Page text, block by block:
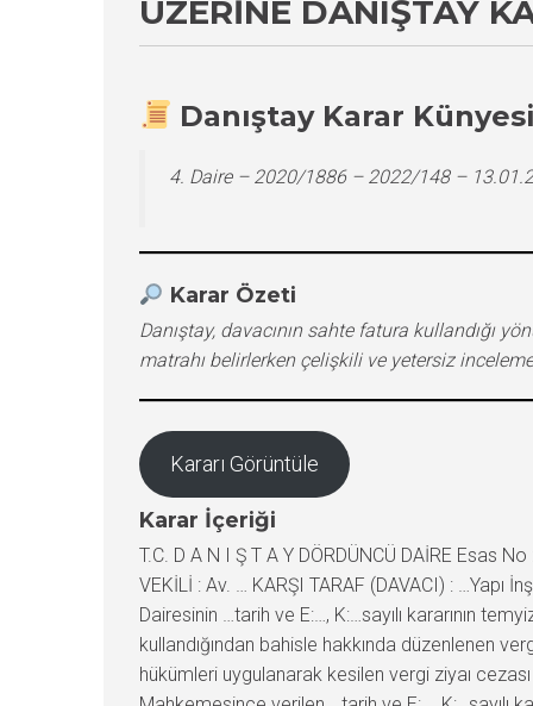
ÜZERINE DANIŞTAY
Danıştay Karar Künyesi
4. Daire – 2020/1886 – 2022/148 –
Karar Özeti
Danıştay, davacının sahte fatura kullandığı
matrahı belirlerken çelişkili ve yetersiz
Kararı Görüntüle
Karar İçeriği
T.C. D A N I Ş T A Y DÖRDÜNCÜ DAİRE Esas No : 2020/1886 Karar No : 2022/148 TEMYİZ EDEN (DAVALI) : …Vergi Dairesi Başkanlığı (…Vergi Dairesi Müdürlüğü) VEKİLİ : Av. … KARŞI TARAF (DAVACI) : …Yapı İnşaat Turizm Sanayi ve Ticaret Limited Şirketi İSTEMİN KONUSU : …Bölge İdare Mahkemesi …. Vergi Dava Dairesinin …tarih ve E:…, K:…sayılı kararının temyizen incelenerek bozulması istenilmektedir. YARGILAMA SÜRECİ : Dava konusu istem: Davacı adına sahte fatura kullandığından bahisle hakkında düzenlenen vergi tekniği raporu ve vergi inceleme raporu uyarınca re’sen tarh edilen 2012 yılı kurumlar vergisi ile tekerrür hükümleri uygulanarak kesilen vergi ziyaı cezası ve özel usulsüzlük cezasının kaldırılması istenilmiştir. İlk Derece Mahkemesi kararının özeti: …. Vergi Mahkemesince verilen …tarih ve E:…, K:…sayılı kararda; davacı hakkında düzenlenen vergi inceleme raporunda atıf yapılan vergi tekniği raporunun davacıya ihbarnameler ekinde tebliğ edilmediği ve bu nedenle davacının savunma hakkının engellendiği anlaşıldığından cezalı tarhiyatta ve cezayı gerektiren fiilin tüm unsurları tamamlanmadan kesilen özel usulsüzlük cezasında hukuka uygunluk bulunmadığı sonucuna varılmıştır. Belirtilen gerekçelerle davanın kabulüne karar verilmiştir. Bölge İdare Mahkemesi kararının özeti: Danıştay bozma kararı üzerine Bölge İdare Mahkemesince; olayda, inceleme elemanınca davacının maliyet hesaplarını şişirmek maksadıyla 2012 yılında faturalarını kullandığı öne sürülen ve eleştiri konusu yapılan 3 firma olan …Orman Ürünleri Madencilik İnşaat Tic. Ltd. Şti, …İnşaat Elektrik Mak. Tic. Ltd. Şti ve …Orman ve Tarım Ürünleri San. Tic. Ltd. Şti hakkında düzenlenen vergi tekniği raporlarında, sözkonusu firmaların tamamının ilgili yılda düzenledikleri tüm faturaların sahte fatura olarak kabul edilmesi gerektiğinin belirtildiği, bu firmalarca düzenlenen faturaların tamamının işbu davaya konu tarhiyatların dayanağı vergi inceleme raporuyla da sahte olduğu hususunun aynen benimsendiği, buna mukabil raporun 12. sayfasında …İnşaat Elektrik Mak. Tic. Ltd. Şti.’ye ait faturalardaki malların ise gerçekten alınmış olduğunun kabul edilmesi gerektiğinin belirtildiği ve matrah belirlenirken dikkate alınmadığı, yani firmanın hem düzenlediği tüm faturaların sahte olduğunu kabul edip, hem de davacıya düzenlediği faturalar muhteviyatı malların gerçekten alınmış olduğunu kabul etmenin çelişkili ve keyfi bir değerlendirme olduğunun tartışmasız olduğu, buna göre, hangi kriterlere istinaden …ve …firmalarından alınan faturaların sahte, …firmasından alınan faturaların gerçek kabul edildiğinin belli olmadığı, dolayısıyla vergilendirmeye dayanak matrah belirlenmesi işleminin hukuksuz ve keyfi yorumlarla yapıldığı dikkate alındığında dayanaksız ve çelişkili yorumlarla, eksik ve yetersiz incelemeye dayalı olarak yapılan tarhiyat ile kesilen cezalarda hukuka uygunluk bulunmadığı sonucuna